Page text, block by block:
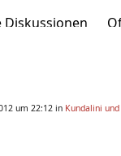
Yogatherapie
um 22:12 in Kundalini